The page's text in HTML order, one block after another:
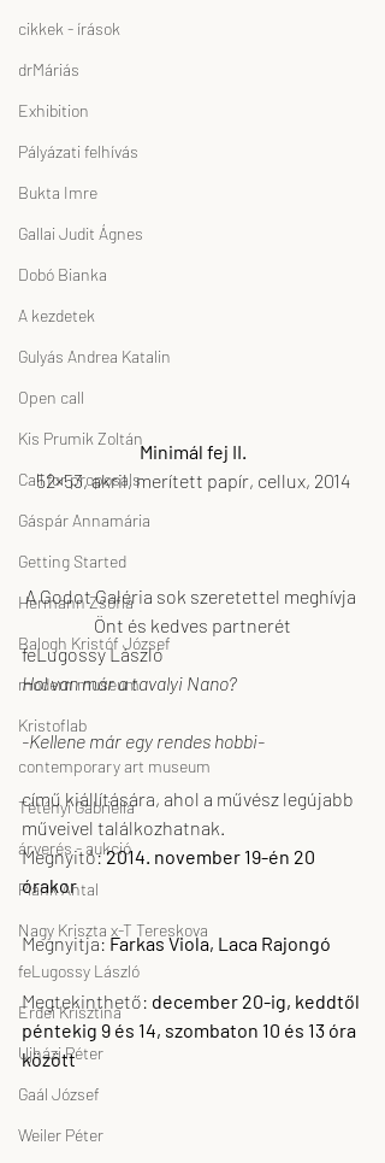
cikkek - írások
drMáriás
Exhibition
Pályázati felhívás
Bukta Imre
Gallai Judit Ágnes
Dobó Bianka
A kezdetek
Gulyás Andrea Katalin
Open call
Kis Prumik Zoltán
Call for proposals
Gáspár Annamária
Getting Started
Hermann Zsófia
Balogh Kristóf József
modern museum
Kristoflab
contemporary art museum
Tétényi Gabriella
árverés - aukció
Plank Antal
Nagy Kriszta x-T Tereskova
feLugossy László
Erdei Krisztina
Ujházi Péter
Gaál József
Weiler Péter
Minimál fej II.
52×53, akril, merített papír, cellux, 2014
A Godot Galéria sok szeretettel meghívja
Önt és kedves partnerét
feLugossy László
Hol van már a tavalyi Nano?
-Kellene már egy rendes hobbi-
című kiállítására, ahol a művész legújabb
műveivel találkozhatnak.
Megnyitó: 2014. november 19-én 20
órakor
Megnyitja: Farkas Viola, Laca Rajongó
Megtekinthető: december 20-ig, keddtől
péntekig 9 és 14, szombaton 10 és 13 óra
között